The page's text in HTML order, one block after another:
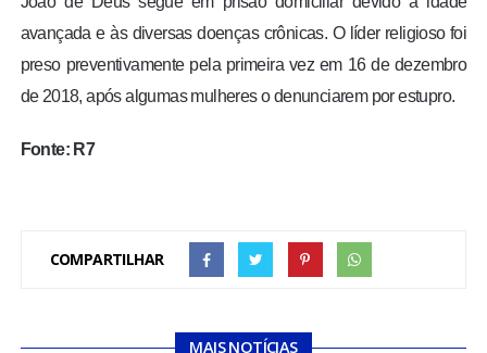
avançada e às diversas doenças crônicas. O líder religioso foi
preso preventivamente pela primeira vez em 16 de dezembro
de 2018, após algumas mulheres o denunciarem por estupro.
Fonte: R7
COMPARTILHAR
MAIS NOTÍCIAS